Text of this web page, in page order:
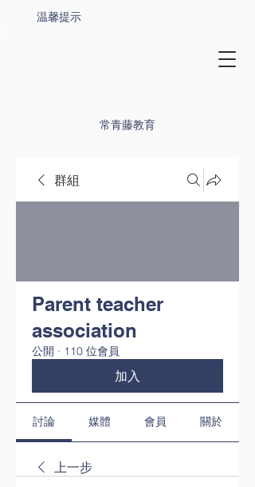
常青藤教育
温馨提示
群組
Parent teacher
association
公開 · 110 位會員
加入
討論 媒體 會員 關於
上一步